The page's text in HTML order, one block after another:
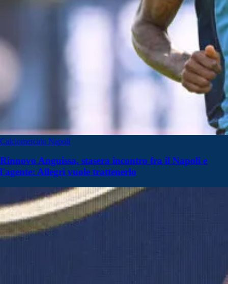
Calciomercato Napoli
Rinnovo Anguissa, stasera incontro fra il Napoli e
l'agente: Allegri vuole trattenerlo